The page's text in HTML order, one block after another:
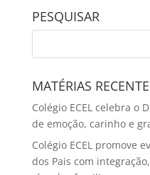
PESQUISAR
MATÉRIAS
Colégio ECEL celebra o
de emoção, carinho e
Colégio ECEL promove
dos Pais com